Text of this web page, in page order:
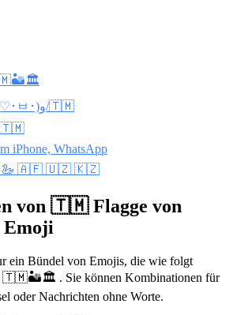
🇹🇲🏜️🏛️
Kaomoji: ╭(♡･ㅂ･)و/🇹🇲
🇹🇲
iPhone, WhatsApp
🦢 🇦🇫 🇺🇿 🇰🇿
von 🇹🇲 Flagge von
Emoji
ein Bündel von Emojis, die wie folgt
🇹🇲🏜️🏛️ . Sie können Kombinationen für
oder Nachrichten ohne Worte.